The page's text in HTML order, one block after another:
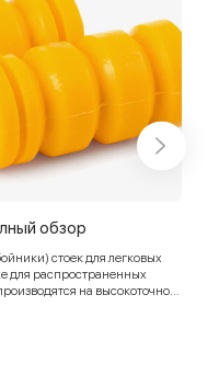
обзор
для легковых
для распространенных
на высокоточном